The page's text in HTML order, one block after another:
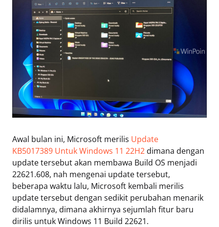
Awal bulan ini, Microsoft merilis Update
KB5017389 Untuk Windows 11 22H2 dimana dengan
update tersebut akan membawa Build OS menjadi
22621.608, nah mengenai update tersebut,
beberapa waktu lalu, Microsoft kembali merilis
update tersebut dengan sedikit perubahan menarik
didalamnya, dimana akhirnya sejumlah fitur baru
dirilis untuk Windows 11 Build 22621.